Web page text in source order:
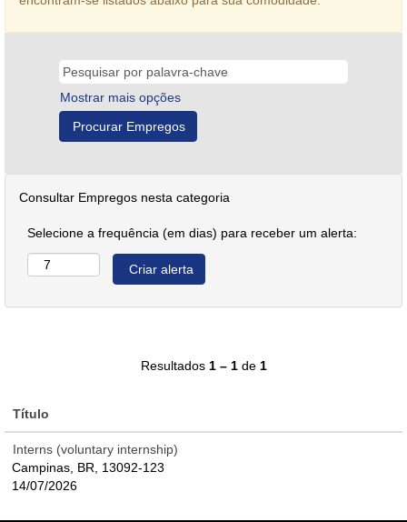
Mostrar mais opções
Consultar Empregos nesta categoria
Selecione a frequência (em dias) para receber um alerta:
Resultados 1 – 1de 1
Título
Interns (voluntary internship)
Campinas, BR, 13092-123
14/07/2026